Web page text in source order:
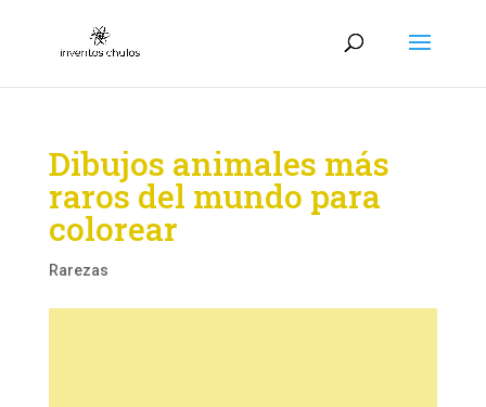
Dibujos animales más
raros del mundo para
colorear
Rarezas